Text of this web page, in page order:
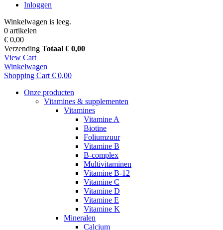
Inloggen
Winkelwagen is leeg.
0 artikelen
€ 0,00
Verzending Totaal € 0,00
View Cart
Winkelwagen
Shopping Cart € 0,00
Onze producten
Vitamines & supplementen
Vitamines
Vitamine A
Biotine
Foliumzuur
Vitamine B
B-complex
Multivitaminen
Vitamine B-12
Vitamine C
Vitamine D
Vitamine E
Vitamine K
Mineralen
Calcium